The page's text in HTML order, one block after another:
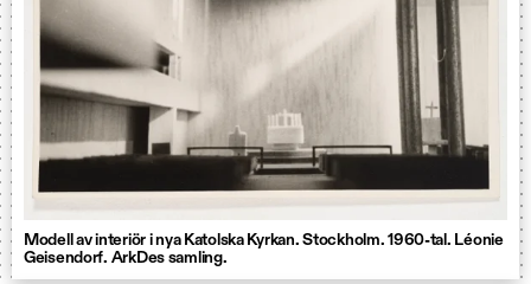
Modell av interiör i nya Katolska Kyrkan. Stockholm. 1960-tal. Léonie
Geisendorf. ArkDes samling.